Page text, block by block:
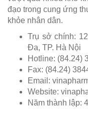
đạo trong cung ứng
khỏe nhân dân.
Trụ sở chính:
Đa, TP. Hà Nội
Hotline: (84.24)
Fax: (84.24)
Email:
Website:
Năm thành lập: